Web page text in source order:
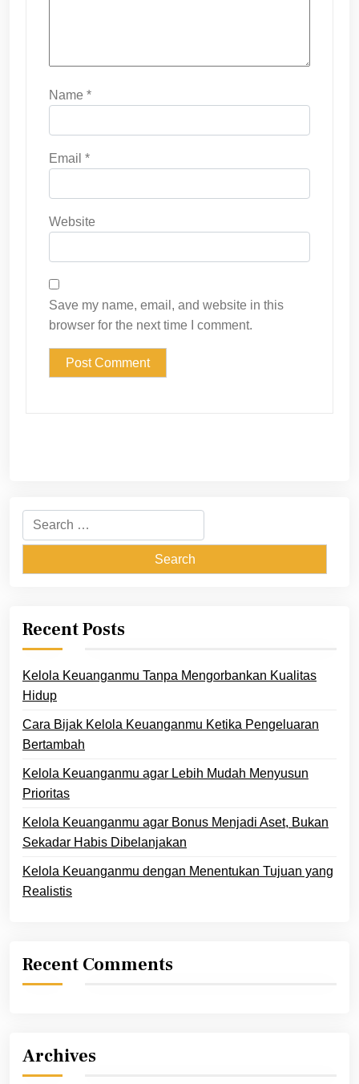
Name *
Email *
Website
Save my name, email, and website in this
browser for the next time I comment.
Search
for:
Recent Posts
Kelola Keuanganmu Tanpa Mengorbankan Kualitas
Hidup
Cara Bijak Kelola Keuanganmu Ketika Pengeluaran
Bertambah
Kelola Keuanganmu agar Lebih Mudah Menyusun
Prioritas
Kelola Keuanganmu agar Bonus Menjadi Aset, Bukan
Sekadar Habis Dibelanjakan
Kelola Keuanganmu dengan Menentukan Tujuan yang
Realistis
Recent Comments
Archives